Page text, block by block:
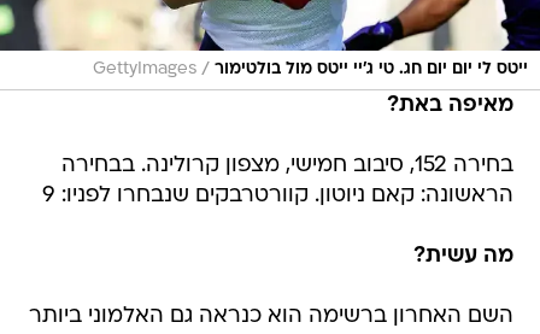
ייטס לי יום יום חג. טי ג'יי ייטס מול בולטימור /
GettyImages
מאיפה באת?
בחירה 152, סיבוב חמישי, מצפון קרולינה. בבחירה
הראשונה: קאם ניוטון. קוורטרבקים שנבחרו לפניו: 9
מה עשית?
השם האחרון ברשימה הוא כנראה גם האלמוני ביותר